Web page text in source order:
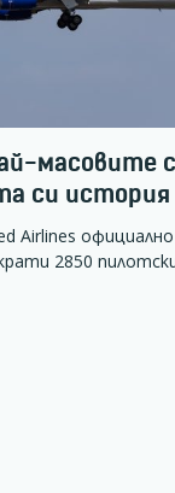
масовите
си история
Airlines
2850